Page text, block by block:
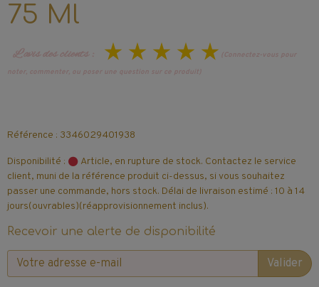
75 Ml
L’avis des clients :
(Connectez-vous pour
noter, commenter, ou poser une question sur ce produit)
Référence : 3346029401938
Disponibilité :
Article, en rupture de stock. Contactez le service
client, muni de la référence produit ci-dessus, si vous souhaitez
passer une commande, hors stock. Délai de livraison estimé : 10 à 14
jours(ouvrables)(réapprovisionnement inclus).
Recevoir une alerte de disponibilité
Valider